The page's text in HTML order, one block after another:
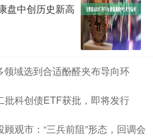
盘中创历史新高
域选到合适酚醛夹布导向环
批科创债ETF获批，即将发行
观市：“三兵前阻”形态，回调会